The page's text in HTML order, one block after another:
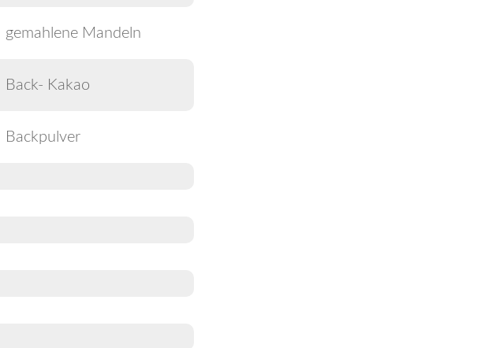
gemahlene Mandeln
Back- Kakao
Backpulver